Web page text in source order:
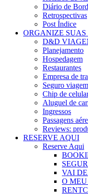
Diário de
Retrospectivas
Post Índice
ORGANIZE
D&D
Planejamento
Hospedagem
Restaurantes
Empresa de
Seguro viagem
Chip de
Aluguel de
Ingressos
Passagens
Reviews:
RESERVE AQUI
Reserve Aqui
VAI
O